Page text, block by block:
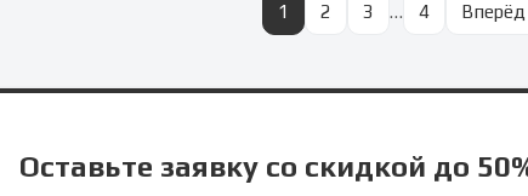
1 2 3 … 4 Вперёд
Оставьте заявку со скидкой до